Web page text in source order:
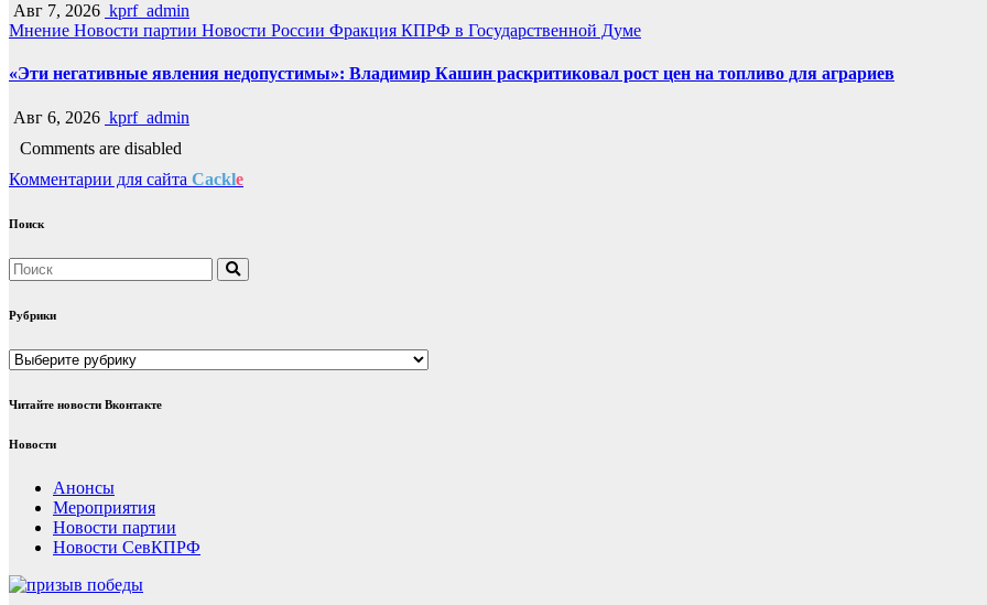
Авг 7, 2026 kprf_admin
Мнение Новости партии Новости России Фракция КПРФ в Государственной Думе
«Эти негативные явления недопустимы»: Владимир Кашин раскритиковал рост цен на топливо для аграриев
Авг 6, 2026 kprf_admin
Comments are disabled
Комментарии для сайта Cackle
Поиск
Рубрики
Рубрики
Читайте новости Вконтакте
Новости
Анонсы
Мероприятия
Новости партии
Новости СевКПРФ